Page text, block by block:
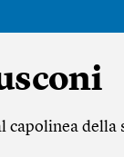
capolinea